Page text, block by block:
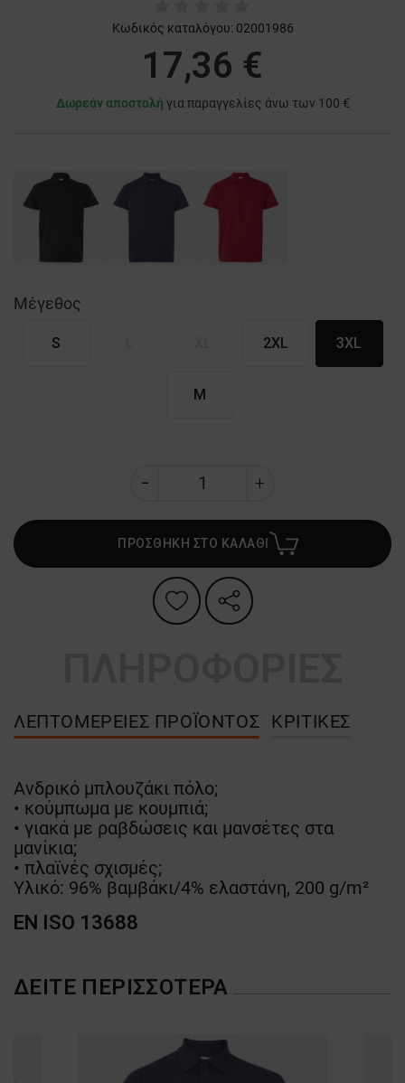
Κωδικός καταλόγου: 02001986
17,36 €
Δωρεάν αποστολή για παραγγελίες άνω των 100 €
Μέγεθος
S 2XL 3XL
M
ΠΡΟΣΘΗΚΗ ΣΤΟ ΚΑΛΑΘΙ
ΛΕΠΤΟΜΈΡΕΙΕΣ ΠΡΟΪΌΝΤΟΣ ΚΡΙΤΙΚΈΣ
Ανδρικό μπλουζάκι πόλο;
• κούμπωμα με κουμπιά;
• γιακά με ραβδώσεις και μανσέτες στα
μανίκια;
• πλαϊνές σχισμές;
Υλικό: 96% βαμβάκι/4% ελαστάνη, 200 g/m²
EN ISO 13688
ΔΕΊΤΕ ΠΕΡΙΣΣΌΤΕΡΑ